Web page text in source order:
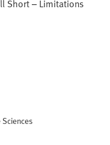
Short – Limitations